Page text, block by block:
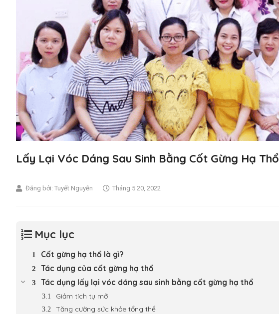
Lấy Lại Vóc Dáng Sau Sinh Bằng Cốt Gừng Hạ Thổ
Đăng bởi: Tuyết Nguyễn Tháng 5 20, 2022
Mục lục
Cốt gừng hạ thổ là gì?
Tác dụng của cốt gừng hạ thổ
Tác dụng lấy lại vóc dáng sau sinh bằng cốt gừng hạ thổ
Giảm tích tụ mỡ
Tăng cường sức khỏe tổng thể